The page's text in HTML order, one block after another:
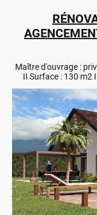
Maître d'ouvrage :
II Surface : 130 m2